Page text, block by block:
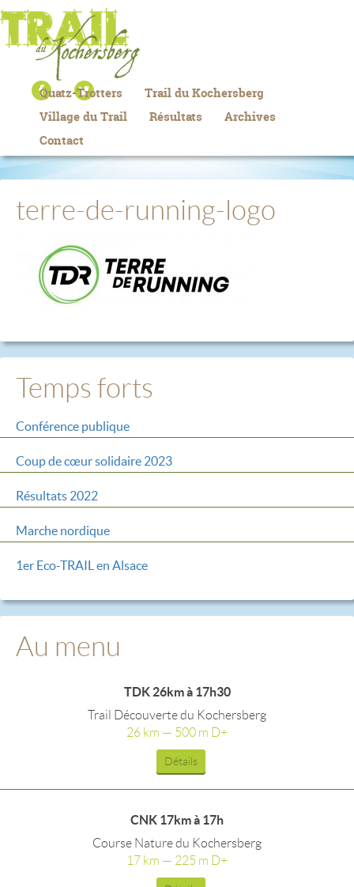
Quatz-Trotters
Trail du Kochersberg
Village du Trail
Résultats
Archives
Contact
terre-de-running-logo
Temps forts
Conférence publique
Coup de cœur solidaire 2023
Résultats 2022
Marche nordique
1er Eco-TRAIL en Alsace
Au menu
TDK 26km à 17h30
Trail Découverte du Kochersberg
26 km — 500 m D+
Détails
CNK 17km à 17h
Course Nature du Kochersberg
17 km — 225 m D+